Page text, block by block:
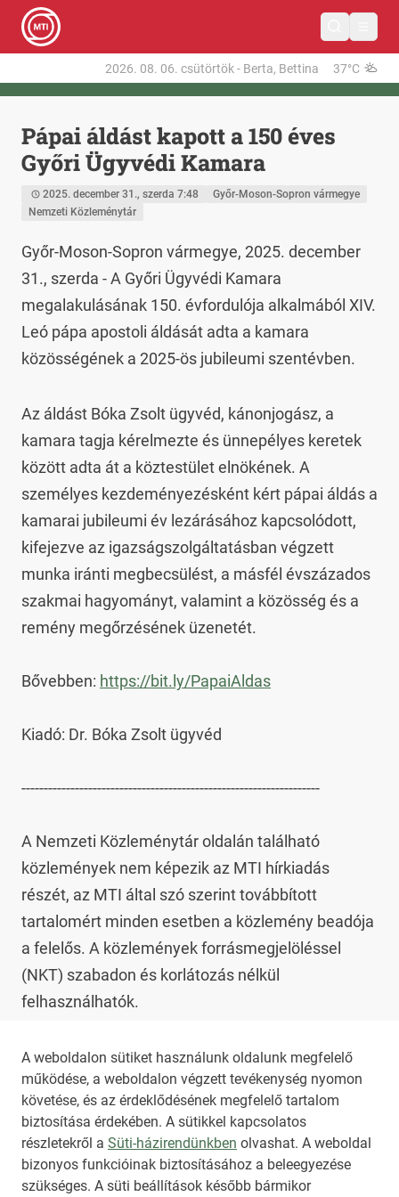
A weboldalon sütiket használunk oldalunk megfelelő
működése, a weboldalon végzett tevékenység nyomon
követése, és az érdeklődésének megfelelő tartalom
biztosítása érdekében. A sütikkel kapcsolatos
részletekről a Süti-házirendünkben olvashat. A weboldal
bizonyos funkcióinak biztosításához a beleegyezése
szükséges. A süti beállítások később bármikor
2026. 08. 06. csütörtök- Berta, Bettina 37°C
Pápai áldást kapott a 150 éves
Győri Ügyvédi Kamara
2025. december 31., szerda 7:48
Győr-Moson-Sopron vármegye
Nemzeti Közleménytár
Győr-Moson-Sopron vármegye, 2025. december
31., szerda - A Győri Ügyvédi Kamara
megalakulásának 150. évfordulója alkalmából XIV.
Leó pápa apostoli áldását adta a kamara
közösségének a 2025-ös jubileumi szentévben.
Az áldást Bóka Zsolt ügyvéd, kánonjogász, a
kamara tagja kérelmezte és ünnepélyes keretek
között adta át a köztestület elnökének. A
személyes kezdeményezésként kért pápai áldás a
kamarai jubileumi év lezárásához kapcsolódott,
kifejezve az igazságszolgáltatásban végzett
munka iránti megbecsülést, a másfél évszázados
szakmai hagyományt, valamint a közösség és a
remény megőrzésének üzenetét.
Bővebben: https://bit.ly/PapaiAldas
Kiadó: Dr. Bóka Zsolt ügyvéd
-------------------------------------------------------------------
A Nemzeti Közleménytár oldalán található
közlemények nem képezik az MTI hírkiadás
részét, az MTI által szó szerint továbbított
tartalomért minden esetben a közlemény beadója
a felelős. A közlemények forrásmegjelöléssel
(NKT) szabadon és korlátozás nélkül
felhasználhatók.
Az NKT szolgáltatással kapcsolatban további
információt az nkt@dunamsz.hu elektronikus
levelező címen kaphat.
HIRADO.HU MEDIAKLIKK.HU